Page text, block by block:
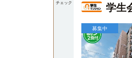
チェック 学生
募集中